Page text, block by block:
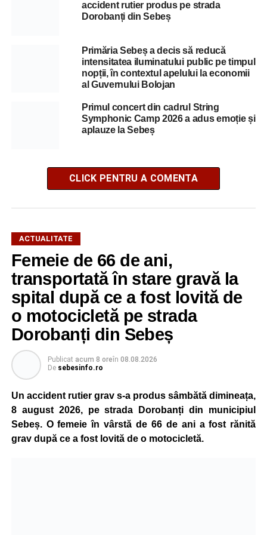
accident rutier produs pe strada
Dorobanți din Sebeș
Primăria Sebeș a decis să reducă
intensitatea iluminatului public pe timpul
nopții, în contextul apelului la economii
al Guvernului Bolojan
Primul concert din cadrul String
Symphonic Camp 2026 a adus emoție și
aplauze la Sebeș
CLICK PENTRU A COMENTA
ACTUALITATE
Femeie de 66 de ani,
transportată în stare gravă la
spital după ce a fost lovită de
o motocicletă pe strada
Dorobanți din Sebeș
Publicat acum 8 oreîn 08.08.2026
De sebesinfo.ro
Un accident rutier grav s-a produs sâmbătă dimineața,
8 august 2026, pe strada Dorobanți din municipiul
Sebeș. O femeie în vârstă de 66 de ani a fost rănită
grav după ce a fost lovită de o motocicletă.